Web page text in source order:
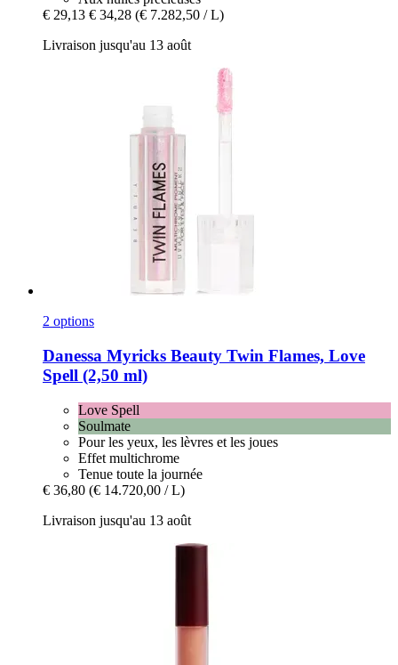
€ 29,13 € 34,28 (€ 7.282,50 / L)
Livraison jusqu'au 13 août
2 options
Danessa Myricks Beauty Twin Flames, Love
Spell (2,50 ml)
Love Spell
Soulmate
Pour les yeux, les lèvres et les joues
Effet multichrome
Tenue toute la journée
€ 36,80 (€ 14.720,00 / L)
Livraison jusqu'au 13 août